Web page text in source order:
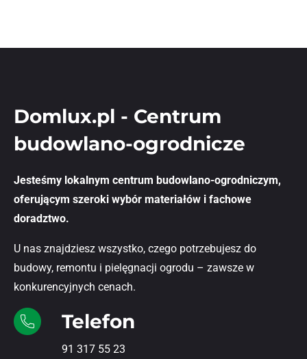
Domlux.pl - Centrum
budowlano-ogrodnicze
Jesteśmy lokalnym centrum budowlano-ogrodniczym,
oferującym szeroki wybór materiałów i fachowe
doradztwo.
U nas znajdziesz wszystko, czego potrzebujesz do
budowy, remontu i pielęgnacji ogrodu – zawsze w
konkurencyjnych cenach.
Telefon
91 317 55 23